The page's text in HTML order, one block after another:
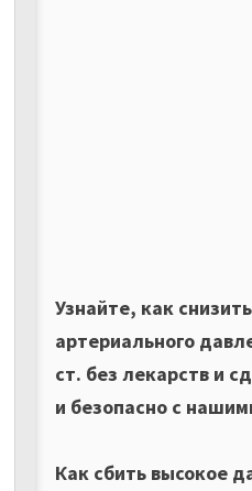
Узнайте, как
артериального
ст. без лекарств и
и безопасно с
Как сбить высокое